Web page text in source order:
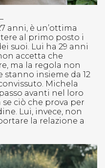
anni, è un’ottima
al primo posto i
suoi. Lui ha 29 anni
accetta che
ma la regola non
stanno insieme da 12
Michela
avanti nel loro
ciò che prova per
Lui, invece, non
la relazione a